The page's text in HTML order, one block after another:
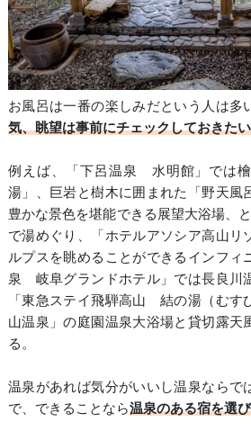
お風呂は一番の楽しみだという人は多
気、眺望は事前にチェックしておきた
例えば、「下呂温泉 水明館」では
湯」、巨岩と樹木に囲まれた「野天風
豊かな景色を堪能できる展望大浴場、
で湯めぐり、「ホテルアソシア高山リ
ルプスを眺めることができるインフィ
泉 岐阜グランドホテル」では長良川
「東急ステイ飛騨高山 結の湯（むす
山温泉」の庭園温泉大浴場と貸切露天
る。
温泉があれば気分がいいし温泉ならで
で、できることなら温泉のある宿を選